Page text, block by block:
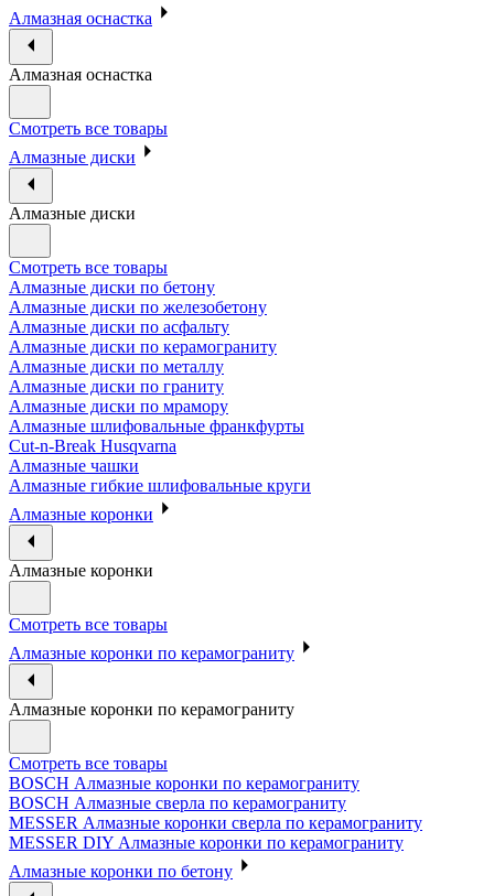
Алмазная оснастка
Алмазная оснастка
Смотреть все товары
Алмазные диски
Алмазные диски
Смотреть все товары
Алмазные диски по бетону
Алмазные диски по железобетону
Алмазные диски по асфальту
Алмазные диски по керамограниту
Алмазные диски по металлу
Алмазные диски по граниту
Алмазные диски по мрамору
Алмазные шлифовальные франкфурты
Cut-n-Break Husqvarna
Алмазные чашки
Алмазные гибкие шлифовальные круги
Алмазные коронки
Алмазные коронки
Смотреть все товары
Алмазные коронки по керамограниту
Алмазные коронки по керамограниту
Смотреть все товары
BOSCH Алмазные коронки по керамограниту
BOSCH Алмазные сверла по керамограниту
MESSER Алмазные коронки сверла по керамограниту
MESSER DIY Алмазные коронки по керамограниту
Алмазные коронки по бетону